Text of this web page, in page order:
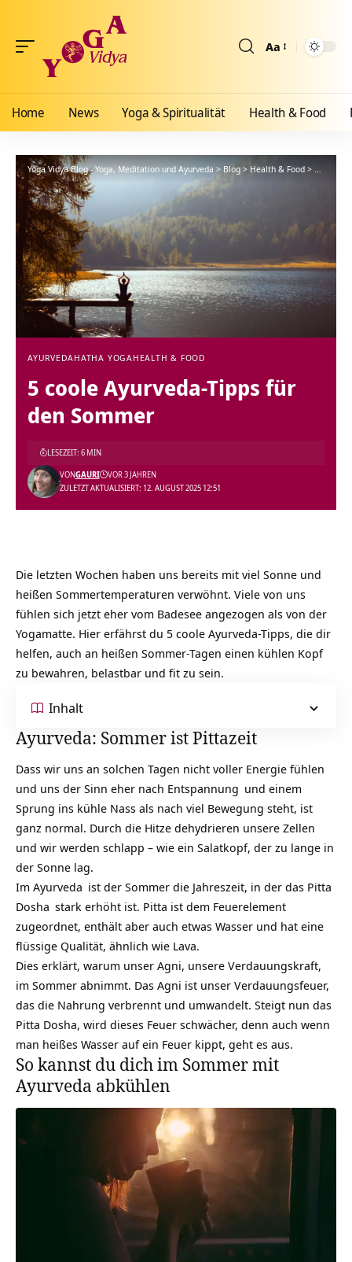
Aa
Home News Yoga & Spiritualität Health & Food
Yoga Vidya Blog - Yoga, Meditation und Ayurveda > Blog > Health & Food > Ayurveda
AYURVEDAHATHA YOGAHEALTH & FOOD
5 coole Ayurveda-Tipps für
den Sommer
ZULETZT AKTUALISIERT: 12. AUGUST 2025 12:51
VONGAURI VOR 3 JAHREN
LESEZEIT: 6 MIN
Die letzten Wochen haben uns bereits mit viel Sonne und
heißen Sommertemperaturen verwöhnt. Viele von uns
fühlen sich jetzt eher vom Badesee angezogen als von der
Yogamatte. Hier erfährst du 5 coole Ayurveda-Tipps, die dir
helfen, auch an heißen Sommer-Tagen einen kühlen Kopf
zu bewahren, belastbar und fit zu sein.
Inhalt
Ayurveda: Sommer ist Pittazeit
Dass wir uns an solchen Tagen nicht voller Energie fühlen
und uns der Sinn eher nach Entspannung und einem
Sprung ins kühle Nass als nach viel Bewegung steht, ist
ganz normal. Durch die Hitze dehydrieren unsere Zellen
und wir werden schlapp – wie ein Salatkopf, der zu lange in
der Sonne lag.
Im Ayurveda ist der Sommer die Jahreszeit, in der das Pitta
Dosha stark erhöht ist. Pitta ist dem Feuerelement
zugeordnet, enthält aber auch etwas Wasser und hat eine
flüssige Qualität, ähnlich wie Lava.
Dies erklärt, warum unser Agni, unsere Verdauungskraft,
im Sommer abnimmt. Das Agni ist unser Verdauungsfeuer,
das die Nahrung verbrennt und umwandelt. Steigt nun das
Pitta Dosha, wird dieses Feuer schwächer, denn auch wenn
man heißes Wasser auf ein Feuer kippt, geht es aus.
So kannst du dich im Sommer mit
Ayurveda abkühlen